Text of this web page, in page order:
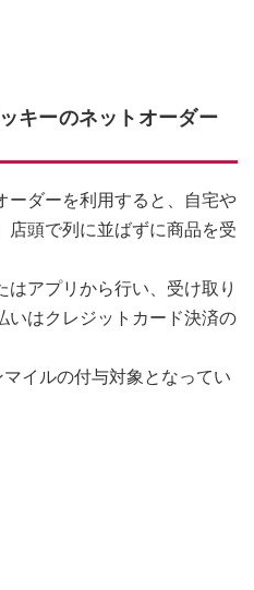
キーのネットオーダー
ーダーを利用すると、自宅や
店頭で列に並ばずに商品を受
はアプリから行い、受け取り
いはクレジットカード決済の
イルの付与対象となってい